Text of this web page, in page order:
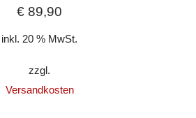
€ 89,90
inkl. 20 % MwSt.
zzgl.
Versandkosten